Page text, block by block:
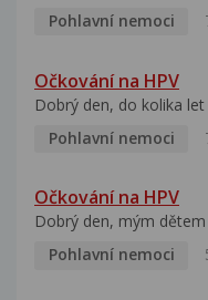
Pohlavní nemoci
Očkování na HPV
Dobrý den, do kolika
Pohlavní nemoci
Očkování na HPV
Dobrý den, mým
Pohlavní nemoci